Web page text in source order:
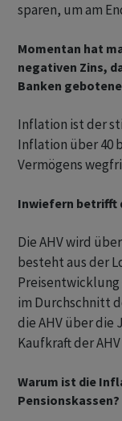
sparen, um am
Momentan hat
negativen Zins,
Banken
Inflation ist der
Inflation über 40
Vermögens
Inwiefern betrifft
Die AHV wird
besteht aus der
Preisentwicklung
im Durchschnitt
die AHV über die
Kaufkraft der
Warum ist die
Pensionskassen?